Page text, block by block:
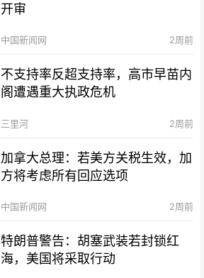
开审
中国新闻网 2周前
不支持率反超支持率，高市早苗内
阁遭遇重大执政危机
三里河 2周前
加拿大总理：若美方关税生效，加
方将考虑所有回应选项
中国新闻网 2周前
特朗普警告：胡塞武装若封锁红
海，美国将采取行动